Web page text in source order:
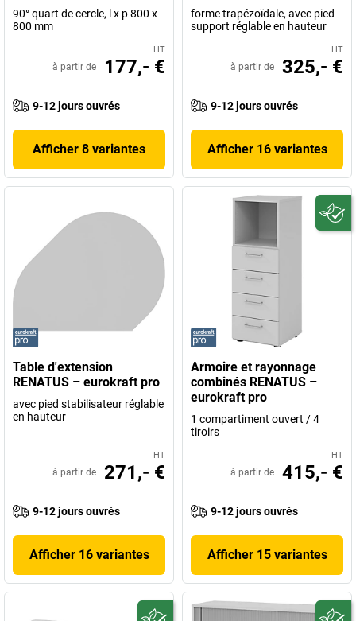
90° quart de cercle, l x p 800 x
800 mm
HT
à partir de 177,- €
9-12 jours ouvrés
Afficher 8 variantes
forme trapézoïdale, avec pied
support réglable en hauteur
HT
à partir de 325,- €
9-12 jours ouvrés
Afficher 16 variantes
Table d'extension
RENATUS – eurokraft pro
avec pied stabilisateur réglable
en hauteur
HT
à partir de 271,- €
9-12 jours ouvrés
Afficher 16 variantes
Armoire et rayonnage
combinés RENATUS –
eurokraft pro
1 compartiment ouvert / 4
tiroirs
HT
à partir de 415,- €
9-12 jours ouvrés
Afficher 15 variantes